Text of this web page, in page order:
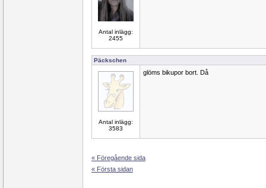
Antal inlägg:
2455
Päckschen
Antal inlägg:
3583
glöms bikupor bort. Då
« Föregående sida
« Första sidan